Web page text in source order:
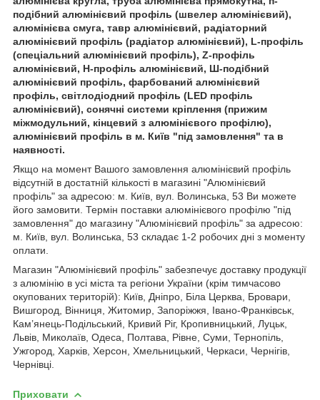
подібний алюмінієвий профіль (швелер алюмінієвий),
алюмінієва смуга, тавр алюмінієвий, радіаторний
алюмінієвий профіль (радіатор алюмінієвий), L-профіль
(спеціальний алюмінієвий профіль), Z-профіль
алюмінієвий, H-профіль алюмінієвий, Ш-подібний
алюмінієвий профіль, фарбований алюмінієвий
профіль, світлодіодний профіль (LED профіль
алюмінієвий), сонячні системи кріплення (прижим
міжмодульний, кінцевий з алюмінієвого профілю),
алюмінієвий профіль в м. Київ "під замовлення" та в
наявності.
Якщо на момент Вашого замовлення алюмінієвий профіль
відсутній в достатній кількості в магазині "Алюмінієвий
профіль" за адресою: м. Київ, вул. Волинська, 53 Ви можете
його замовити. Термін поставки алюмінієвого профілю "під
замовлення" до магазину "Алюмінієвий профіль" за адресою:
м. Київ, вул. Волинська, 53 складає 1-2 робочих дні з моменту
оплати.
Магазин "Алюмінієвий профіль" забезпечує доставку продукції
з алюмінію в усі міста та регіони України (крім тимчасово
окупованих територій): Київ, Дніпро, Біла Церква, Бровари,
Вишгород, Вінниця, Житомир, Запоріжжя, Івано-Франківськ,
Кам’янець-Подільський, Кривий Ріг, Кропивницький, Луцьк,
Львів, Миколаїв, Одеса, Полтава, Рівне, Суми, Тернопіль,
Ужгород, Харків, Херсон, Хмельницький, Черкаси, Чернігів,
Чернівці.
Приховати